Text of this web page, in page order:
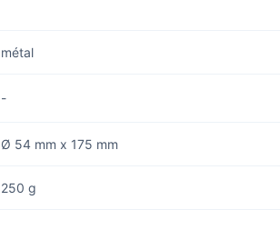
métal
-
Ø 54 mm x 175 mm
250 g